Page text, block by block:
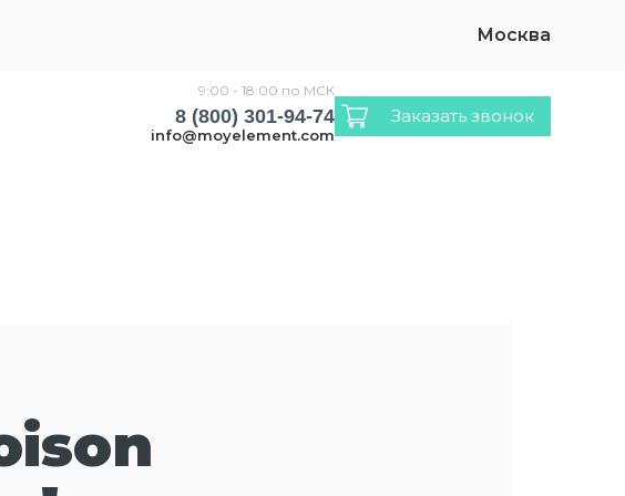
Москва
9:00 - 18:00 по МСК
8 (800) 301-94-74
info@moyelement.com
Заказать звонок